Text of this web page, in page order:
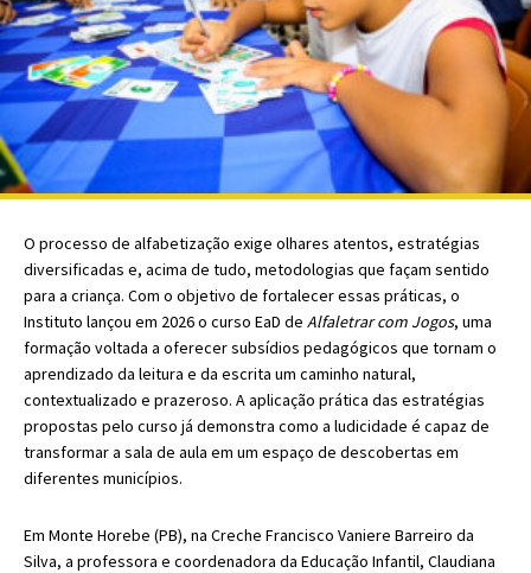
O processo de alfabetização exige olhares atentos, estratégias
diversificadas e, acima de tudo, metodologias que façam sentido
para a criança. Com o objetivo de fortalecer essas práticas, o
Instituto lançou em 2026 o curso EaD de Alfaletrar com Jogos, uma
formação voltada a oferecer subsídios pedagógicos que tornam o
aprendizado da leitura e da escrita um caminho natural,
contextualizado e prazeroso. A aplicação prática das estratégias
propostas pelo curso já demonstra como a ludicidade é capaz de
transformar a sala de aula em um espaço de descobertas em
diferentes municípios.
Em Monte Horebe (PB), na Creche Francisco Vaniere Barreiro da
Silva, a professora e coordenadora da Educação Infantil, Claudiana